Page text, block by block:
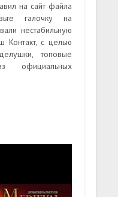
на сайт файла
галочку на
нестабильную
Контакт, с целью
топовые
официальных